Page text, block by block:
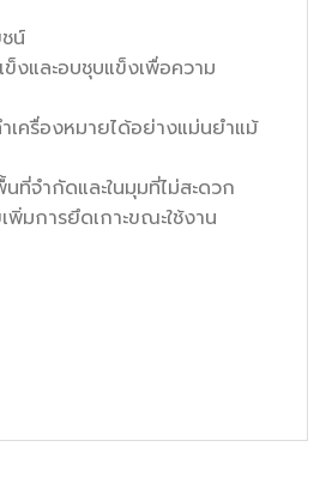
น์
งและอบชุบแข็งเพื่อความ
เครื่องหมายได้อย่างแม่นยำแม้
นที่จำกัดและในมุมที่ไม่สะดวก
พิ่มการยึดเกาะขณะใช้งาน